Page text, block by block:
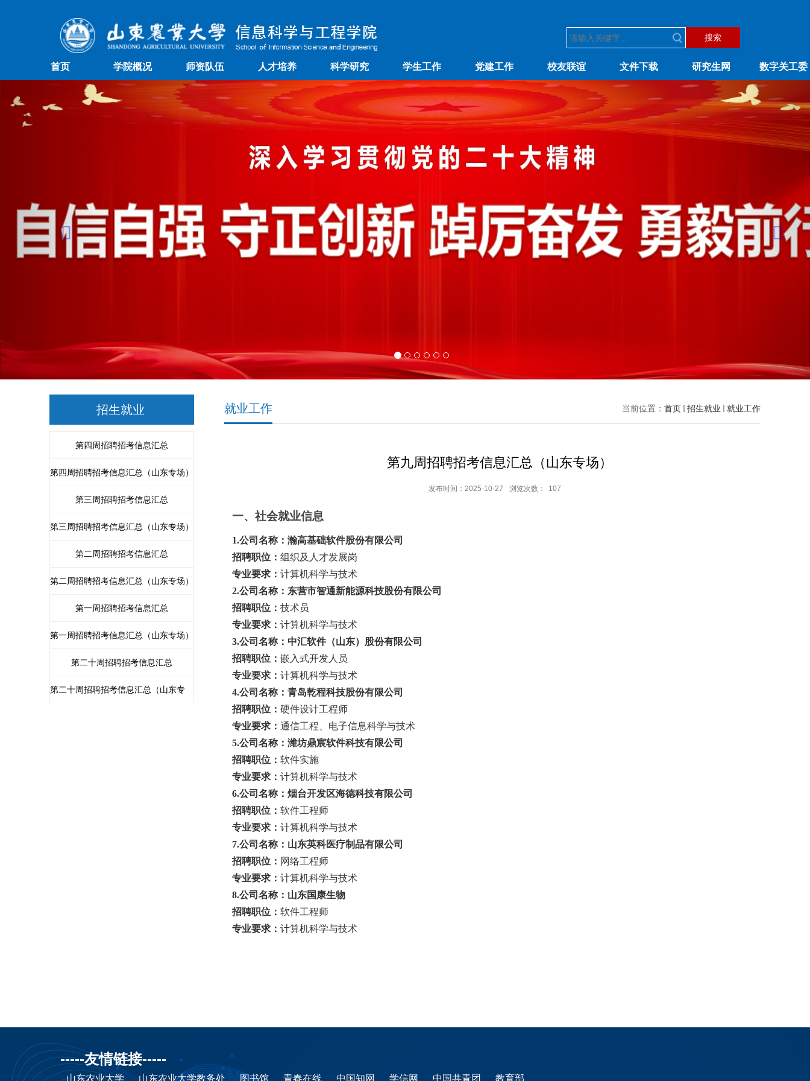
搜索
首页 学院概况 师资队伍 人才培养 科学研究 学生工作 党建工作 校友联谊 文件下载 研究生网 数字关工委
Previous
招生就业 当前位置： 首页 招生就业 就业工作
就业工作
第四周招聘招考信息汇总
第四周招聘招考信息汇总（山东专场）
第三周招聘招考信息汇总
第三周招聘招考信息汇总（山东专场）
第二周招聘招考信息汇总
第二周招聘招考信息汇总（山东专场）
第一周招聘招考信息汇总
第一周招聘招考信息汇总（山东专场）
第二十周招聘招考信息汇总
第二十周招聘招考信息汇总（山东专
第九周招聘招考信息汇总（山东专场）
发布时间：2025-10-27 浏览次数： 107
一、社会就业信息
1.公司名称：瀚高基础软件股份有限公司
招聘职位： 组织及人才发展岗
专业要求： 计算机科学与技术
2.公司名称： 东营市智通新能源科技股份有限公司
招聘职位： 技术员
专业要求： 计算机科学与技术
3.公司名称：中汇软件（山东）股份有限公司
招聘职位： 嵌入式开发人员
专业要求： 计算机科学与技术
4.公司名称： 青岛乾程科技股份有限公司
招聘职位： 硬件设计工程师
专业要求： 通信工程、电子信息科学与技术
5.公司名称：潍坊鼎宸软件科技有限公司
招聘职位： 软件实施
专业要求： 计算机科学与技术
6.公司名称：烟台开发区海德科技有限公司
招聘职位： 软件工程师
专业要求： 计算机科学与技术
7.公司名称：山东英科医疗制品有限公司
招聘职位： 网络工程师
专业要求： 计算机科学与技术
8.公司名称：山东国康生物
招聘职位： 软件工程师
专业要求： 计算机科学与技术
-----友情链接-----
山东农业大学 山东农业大学教务处 图书馆 青春在线 中国知网 学信网 中国共青团 教育部